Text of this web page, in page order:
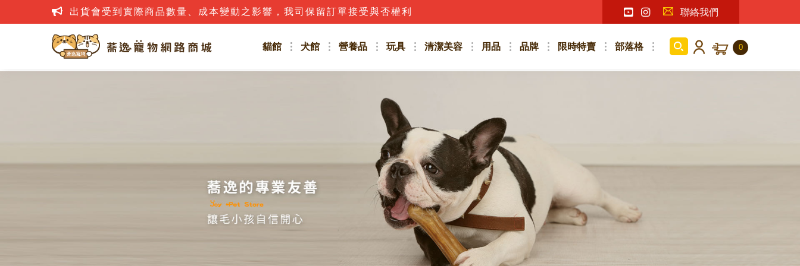
出貨會受到實際商品數量、成本變動之影響，我司保留訂單接受與否權利 聯絡我們
貓館 犬館 營養品 玩具 清潔美容 用品 品牌 限時特賣 部落格 0